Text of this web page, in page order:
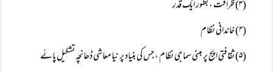
(۳) ظرافت ، بطور ایک قدر
(۴) خاندانی نظام
(۵) ثقافتی اپج پر مبنی سماجی نظام ، جس کی بنیاد پر نیا معاشی ڈھانچہ تشکیل پائے